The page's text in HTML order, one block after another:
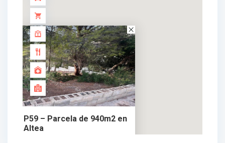
P59 – Parcela de 940m2 en
Altea